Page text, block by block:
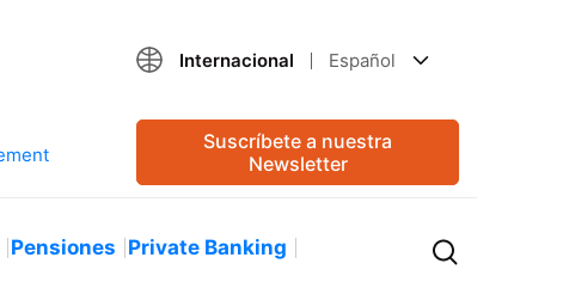
Internacional Español
Suscríbete a nuestra
Newsletter
Pensiones Private Banking